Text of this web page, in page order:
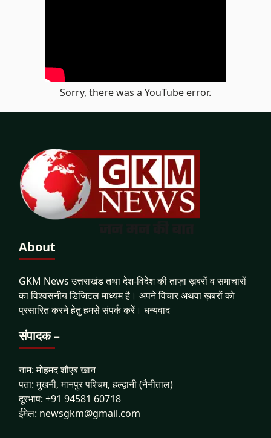
Sorry, there was a YouTube error.
About
GKM News उत्तराखंड तथा देश-विदेश की ताज़ा ख़बरों व समाचारों
का विश्वसनीय डिजिटल माध्यम है। अपने विचार अथवा ख़बरों को
प्रसारित करने हेतु हमसे संपर्क करें। धन्यवाद
संपादक –
नाम: मोहमद शौएब खान
पता: मुखनी, मानपुर पश्चिम, हल्द्वानी (नैनीताल)
दूरभाष: +91 94581 60718
ईमेल: newsgkm@gmail.com